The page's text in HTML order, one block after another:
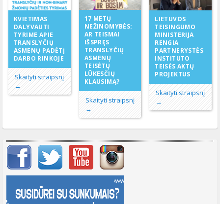
KVIETIMAS
DALYVAUTI
TYRIME APIE
TRANSLYČIŲ
ASMENŲ PADĖTĮ
DARBO RINKOJE
Skaityti straipsnį
→
17 METŲ
NEŽINOMYBĖS:
AR TEISMAI
IŠSPRĘS
TRANSLYČIŲ
ASMENŲ
TEISĖTŲ
LŪKESČIŲ
KLAUSIMĄ?
Skaityti straipsnį
→
LIETUVOS
TEISINGUMO
MINISTERIJA
RENGIA
PARTNERYSTĖS
INSTITUTO
TEISĖS AKTŲ
PROJEKTUS
Skaityti straipsnį
→
Svarbių įrašų meniu